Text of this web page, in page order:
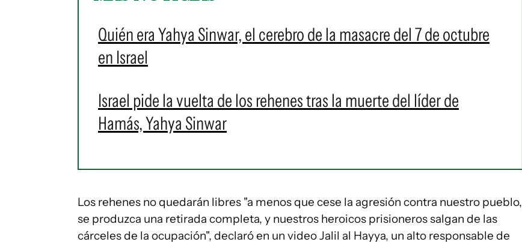
Quién era Yahya Sinwar, el cerebro de la masacre del 7 de octubre
en Israel
Israel pide la vuelta de los rehenes tras la muerte del líder de
Hamás, Yahya Sinwar
Los rehenes no quedarán libres "a menos que cese la agresión contra nuestro pueblo,
se produzca una retirada completa, y nuestros heroicos prisioneros salgan de las
cárceles de la ocupación", declaró en un video Jalil al Hayya, un alto responsable de